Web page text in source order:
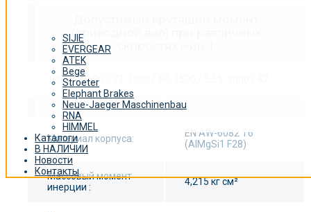
SIJIE
EVERGEAR
ATEK
Bege
Stroeter
Elephant Brakes
Neue-Jaeger Maschinenbau
RNA
HIMMEL
Каталоги
В НАЛИЧИИ
Новости
Контакты
(приводной вал) при различных
100 / 72; 500 / 71; 1000 / 60; 1500 / 52,5; 3000 / 42
Материал корпуса:
EN AW-6082 T6
(AlMgSi1 F28)
Массовый момент
инерции :
4,215 кг см²